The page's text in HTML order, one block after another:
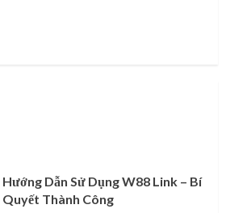
Hướng Dẫn Sử Dụng W88 Link – Bí
Quyết Thành Công